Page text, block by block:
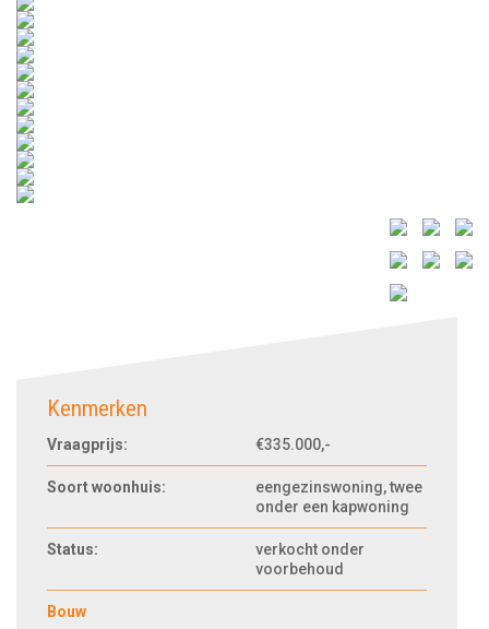
Kenmerken
Vraagprijs: €335.000,-
Soort woonhuis:
eengezinswoning, twee
onder een kapwoning
Status:
verkocht onder
voorbehoud
Bouw